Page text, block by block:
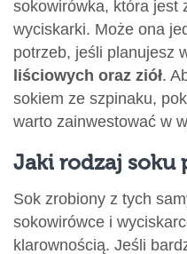
sokowirówka, która jest
wyciskarki. Może ona
potrzeb, jeśli planujesz
liściowych oraz ziół.
sokiem ze szpinaku,
warto zainwestować w
Jaki rodzaj soku
Sok zrobiony z tych
sokowirówce i
klarownością. Jeśli